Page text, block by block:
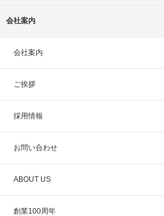
会社案内
会社案内
ご挨拶
採用情報
お問い合わせ
ABOUT US
創業100周年